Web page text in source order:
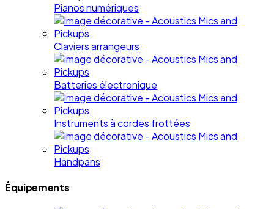
Pianos numériques
Claviers arrangeurs
Batteries électronique
Instruments à cordes frottées
Handpans
Équipements